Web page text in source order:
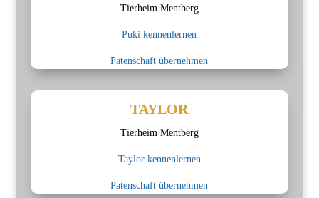
Tierheim Mentberg
Puki kennenlernen
Patenschaft übernehmen
TAYLOR
Tierheim Mentberg
Taylor kennenlernen
Patenschaft übernehmen